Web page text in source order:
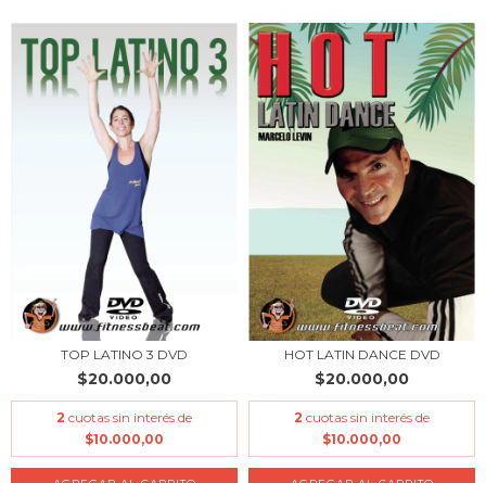
TOP LATINO 3 DVD
$20.000,00
2 cuotas sin interés de
$10.000,00
HOT LATIN DANCE DVD
$20.000,00
2 cuotas sin interés de
$10.000,00